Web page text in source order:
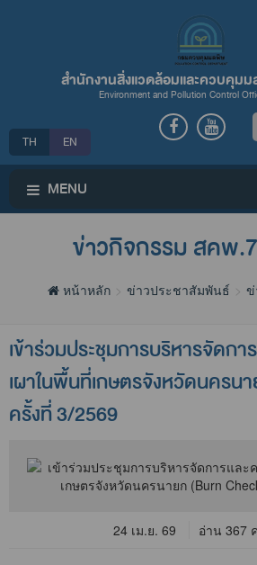
สำนักงานสิ่งแวดล้อมและควบคุม
Environment and Pollution Control
TH EN
MENU
ข่าวกิจกรรม สคพ
หน้าหลัก ข่าวประชาสัมพันธ์ ข่
เข้าร่วมประชุมการบริหารจัดก
เผาในพื้นที่เกษตรจังหวัดนครน
ครั้งที่ 3/2569
24 เม.ย. 69 อ่าน 367